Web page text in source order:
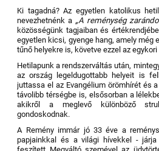
Ki tagadná? Az egyetlen katolikus
nevezhetnénk a „A reménység
közösségünk tagjaiban és
egyetlen kicsi, gyenge hang, amely még
tűnő helyekre is, követve ezzel az
Hetilapunk a rendszerváltás után,
az ország legeldugottabb helyeit is
juttassa el az Evangélium örömhírét és
távolibb térségbe is, elsősorban a
akikről a meglevő különböző
gondoskodnak.
A Remény immár jó 33 éve a
papjainkkal és a világi hívekkel -